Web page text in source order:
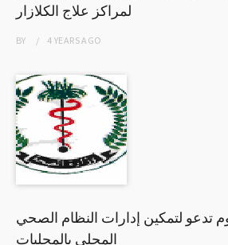
لمراكز علاج الكلازار
BY 4 YEARSAGO
تدعو لتمكين إدارات النظام الصحي
المحلي بالمحليات